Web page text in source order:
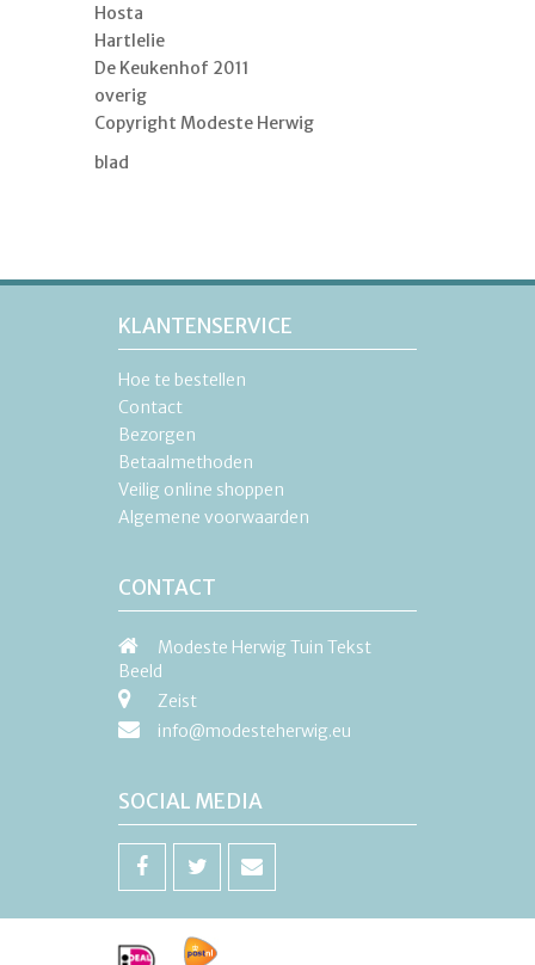
Hosta
Hartlelie
De Keukenhof 2011
overig
Copyright Modeste Herwig
blad
KLANTENSERVICE
Hoe te bestellen
Contact
Bezorgen
Betaalmethoden
Veilig online shoppen
Algemene voorwaarden
CONTACT
Modeste Herwig Tuin Tekst
Beeld
Zeist
info@modesteherwig.eu
SOCIAL MEDIA